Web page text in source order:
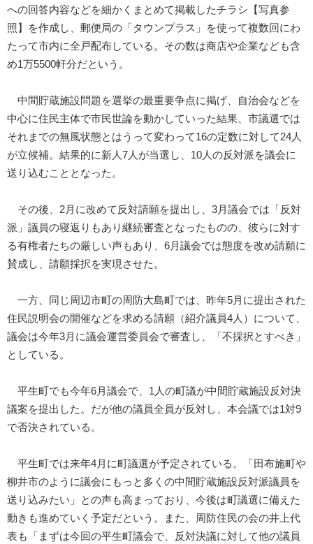
への回答内容などを細かくまとめて掲載したチラシ【写真参
照】を作成し、郵便局の「タウンプラス」を使って複数回にわ
たって市内に全戸配布している。その数は商店や企業なども含
め1万5500軒分だという。
中間貯蔵施設問題を選挙の最重要争点に掲げ、自治会などを
中心に住民主体で市民世論を動かしていった結果、市議選では
それまでの無風状態とはうって変わって16の定数に対して24人
が立候補。結果的に新人7人が当選し、10人の反対派を議会に
送り込むこととなった。
その後、2月に改めて反対請願を提出し、3月議会では「反対
派」議員の寝返りもあり継続審査となったものの、彼らに対す
る有権者たちの厳しい声もあり、6月議会では態度を改め請願に
賛成し、請願採択を実現させた。
一方、同じ周辺市町の周防大島町では、昨年5月に提出された
住民説明会の開催などを求める請願（紹介議員4人）について、
議会は今年3月に議会運営委員会で審査し、「不採択とすべき」
としている。
平生町でも今年6月議会で、1人の町議が中間貯蔵施設反対決
議案を提出した。だが他の議員全員が反対し、本会議では1対9
で否決されている。
平生町では来年4月に町議選が予定されている。「田布施町や
柳井市のように議会にもっと多くの中間貯蔵施設反対派議員を
送り込みたい」との声も高まっており、今後は町議選に備えた
動きも進めていく予定だという。また、周防住民の会の井上代
表も「まずは今回の平生町議会で、反対決議に対して他の議員